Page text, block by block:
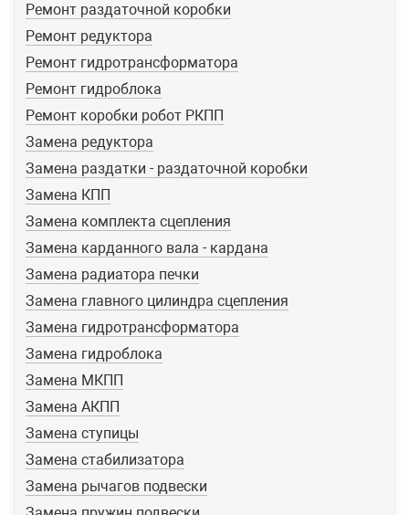
Ремонт раздаточной коробки
Ремонт редуктора
Ремонт гидротрансформатора
Ремонт гидроблока
Ремонт коробки робот РКПП
Замена редуктора
Замена раздатки - раздаточной коробки
Замена КПП
Замена комплекта сцепления
Замена карданного вала - кардана
Замена радиатора печки
Замена главного цилиндра сцепления
Замена гидротрансформатора
Замена гидроблока
Замена МКПП
Замена АКПП
Замена ступицы
Замена стабилизатора
Замена рычагов подвески